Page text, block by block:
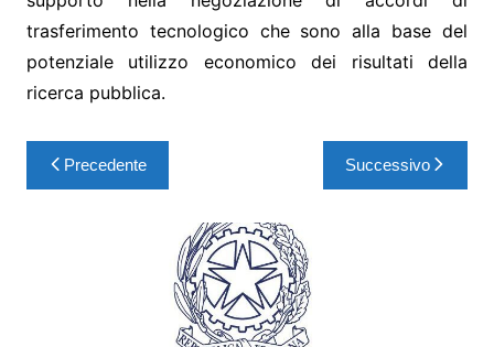
trasferimento tecnologico che sono alla base del
potenziale utilizzo economico dei risultati della
ricerca pubblica.
Precedente Successivo